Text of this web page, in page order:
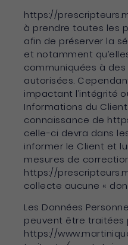
https://
à prendre toutes les
afin de préserver la
et notamment
communiquées à
autorisées.
impactant l’intégrité
Informations du
connaissance de
celle-ci devra dans
informer le Client et
mesures de
https://
collecte aucune «
Les Données
peuvent être traitées
https://